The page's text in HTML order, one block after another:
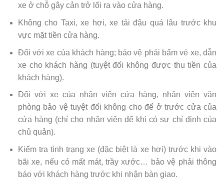
xe ở chỗ gây cản trở lối ra vào cửa hàng.
Không cho Taxi, xe hơi, xe tải đậu quá lâu trước khu
vực mặt tiền cửa hàng.
Đối với xe của khách hàng; bảo vệ phải bấm vé xe, dẫn
xe cho khách hàng (tuyệt đối không được thu tiền của
khách hàng).
Đối với xe của nhân viên cửa hàng, nhân viên văn
phòng bảo vệ tuyệt đối không cho để ở trước cửa của
cửa hàng (chỉ cho nhân viên để khi có sự chỉ định của
chủ quản).
Kiểm tra tình trạng xe (đặc biệt là xe hơi) trước khi vào
bãi xe, nếu có mất mát, trầy xước… bảo vệ phải thông
báo với khách hàng trước khi nhận bàn giao.